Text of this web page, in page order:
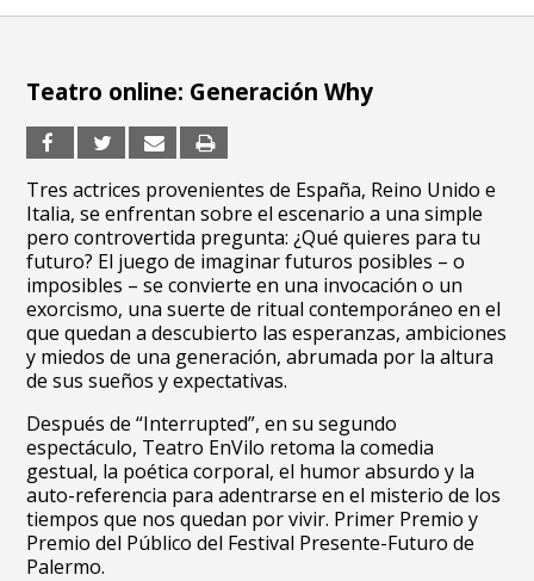
Teatro online: Generación Why
Tres actrices provenientes de España, Reino Unido e
Italia, se enfrentan sobre el escenario a una simple
pero controvertida pregunta: ¿Qué quieres para tu
futuro? El juego de imaginar futuros posibles – o
imposibles – se convierte en una invocación o un
exorcismo, una suerte de ritual contemporáneo en el
que quedan a descubierto las esperanzas, ambiciones
y miedos de una generación, abrumada por la altura
de sus sueños y expectativas.
Después de “Interrupted”, en su segundo
espectáculo, Teatro EnVilo retoma la comedia
gestual, la poética corporal, el humor absurdo y la
auto-referencia para adentrarse en el misterio de los
tiempos que nos quedan por vivir. Primer Premio y
Premio del Público del Festival Presente-Futuro de
Palermo.